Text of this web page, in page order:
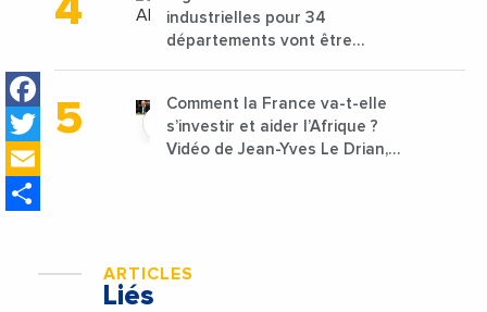
Facebook
Twitter
industrielles pour 34
départements vont être
Comment la France va-t-elle
s’investir et aider l’Afrique ?
Vidéo de Jean-Yves Le Drian,
ARTICLES
Liés